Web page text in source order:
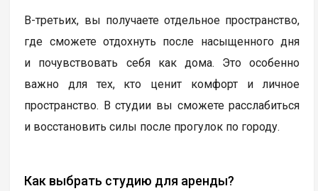
В-третьих, вы получаете отдельное пространство,
где сможете отдохнуть после насыщенного дня
и почувствовать себя как дома. Это особенно
важно для тех, кто ценит комфорт и личное
пространство. В студии вы сможете расслабиться
и восстановить силы после прогулок по городу.
Как выбрать студию для аренды?